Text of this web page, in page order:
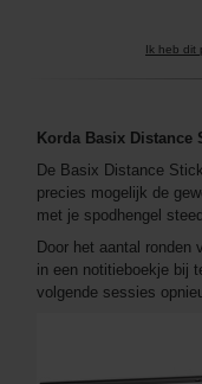
Ik heb dit
Korda Basix Distance
De Basix Distance
precies mogelijk de
met je spodhengel
Door het aantal ronden
in een notitieboekje bij
volgende sessies